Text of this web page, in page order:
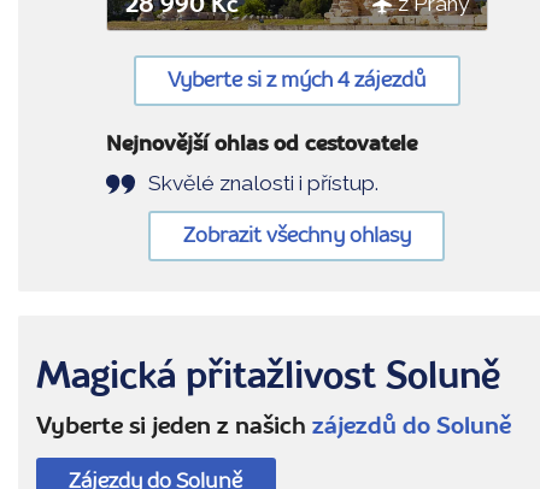
28 990 Kč
Vyberte si z mých 4 zájezdů
Nejnovější ohlas od cestovatele
Skvělé znalosti i přístup.
Zobrazit všechny ohlasy
Magická přitažlivost Soluně
Vyberte si jeden z našich zájezdů do Soluně
Zájezdy do Soluně